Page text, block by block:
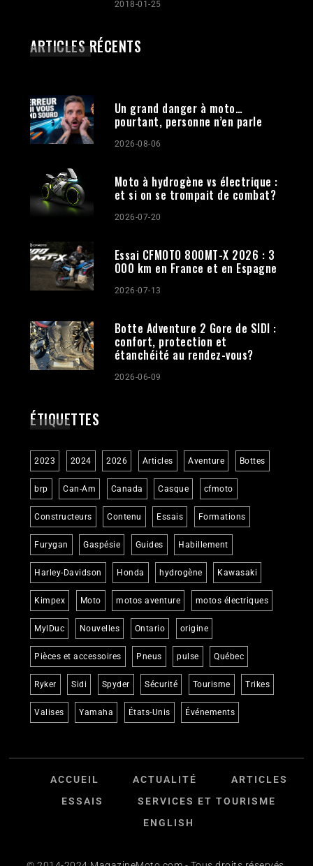
2018-01-25
ARTICLES RÉCENTS
Un grand danger à moto…
pourtant, personne n’en parle
2026-08-06
Moto à hydrogène vs électrique :
et si on se trompait de combat?
2026-07-20
Essai CFMOTO 800MT-X 2026 : 3
000 km en France et en Espagne
2026-07-13
Botte Adventure 2 Gore de SIDI :
confort, protection et
étanchéité au rendez-vous?
2026-06-09
ÉTIQUETTES
2023 2024 2026 Articles Aventure Bottes
brp Can-Am Canada Casque cfmoto
Constructeurs Contenu Essais Formations
Furygan Gaspésie Guides Habillement
Harley-Davidson Honda hydrogène Kawasaki
Kimpex Moto motos aventure motos électriques
MylDuc Nouvelles Ontario origine
Pièces et accessoires Pneus pulse Québec
Ryker Sidi Spyder Sécurité Tourisme Trikes
Valises Yamaha États-Unis Événements
ACCUEIL ACTUALITÉ
ARTICLES
ESSAIS
SERVICES ET TOURISME
ENGLISH